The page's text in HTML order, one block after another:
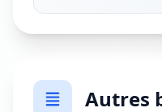
Autres